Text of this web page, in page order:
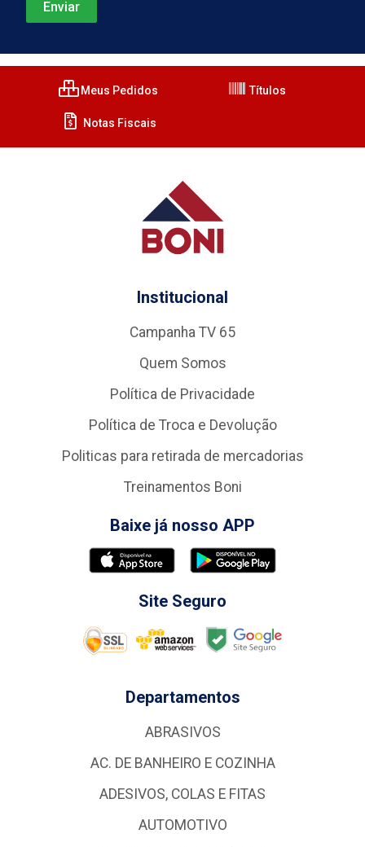
Meus Pedidos Títulos
Notas Fiscais
Institucional
Campanha TV 65
Quem Somos
Política de Privacidade
Política de Troca e Devolução
Politicas para retirada de mercadorias
Treinamentos Boni
Baixe já nosso APP
Site Seguro
Departamentos
ABRASIVOS
AC. DE BANHEIRO E COZINHA
ADESIVOS, COLAS E FITAS
AUTOMOTIVO